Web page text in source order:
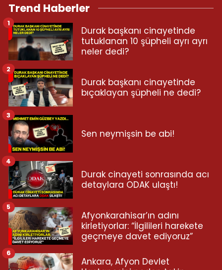
Trend Haberler
Durak başkanı cinayetinde
tutuklanan 10 şüpheli ayrı ayrı
neler dedi?
1
Durak başkanı cinayetinde
bıçaklayan şüpheli ne dedi?
2
Sen neymişsin be abi!
3
Durak cinayeti sonrasında acı
detaylara ODAK ulaştı!
4
Afyonkarahisar’ın adını
kirletiyorlar: “İlgilileri harekete
geçmeye davet ediyoruz”
5
Ankara, Afyon Devlet
6